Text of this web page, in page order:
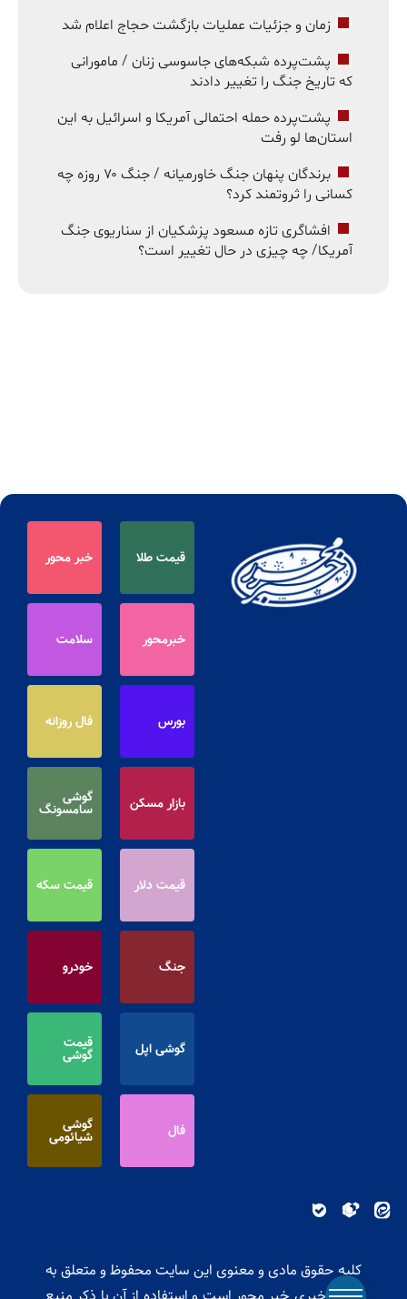
زمان و جزئیات عملیات بازگشت حجاج اعلام شد
پشت‌پرده شبکه‌های جاسوسی زنان / مامورانی
که تاریخ جنگ را تغییر دادند
پشت‌پرده حمله احتمالی آمریکا و اسرائیل به این
استان‌ها لو رفت
برندگان پنهان جنگ خاورمیانه / جنگ ۷۰ روزه چه
کسانی را ثروتمند کرد؟
افشاگری تازه مسعود پزشکیان از سناریوی جنگ
آمریکا/ چه چیزی در حال تغییر است؟
قیمت طلا خبر محور
خبرمحور سلامت
بورس فال روزانه
بازار مسکن گوشی
سامسونگ
قیمت دلار قیمت سکه
جنگ خودرو
گوشی اپل قیمت
گوشی
فال گوشی
شیائومی
کلیه حقوق مادی و معنوی این سایت محفوظ و متعلق به